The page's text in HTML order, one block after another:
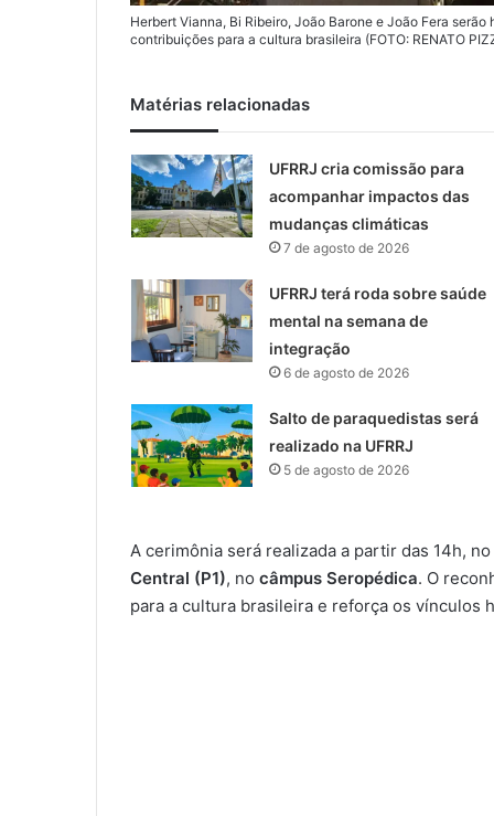
Herbert Vianna, Bi Ribeiro, João Barone e João Fera
contribuições para a cultura brasileira (FOTO: RENATO
Matérias relacionadas
UFRRJ cria comissão para
acompanhar impactos das
mudanças climáticas
7 de agosto de 2026
UFRRJ terá roda sobre saúde
mental na semana de
integração
6 de agosto de 2026
Salto de paraquedistas será
realizado na UFRRJ
5 de agosto de 2026
A cerimônia será realizada a partir das 14h, no
Central (P1), no câmpus Seropédica. O
para a cultura brasileira e reforça os vínculos